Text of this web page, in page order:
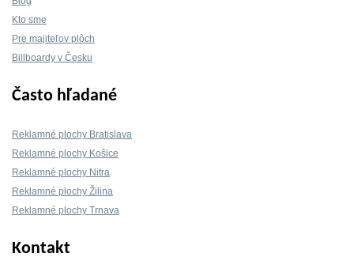
Kto sme
Pre majiteľov plôch
Billboardy v Česku
Často hľadané
Reklamné plochy Bratislava
Reklamné plochy Košice
Reklamné plochy Nitra
Reklamné plochy Žilina
Reklamné plochy Trnava
Kontakt